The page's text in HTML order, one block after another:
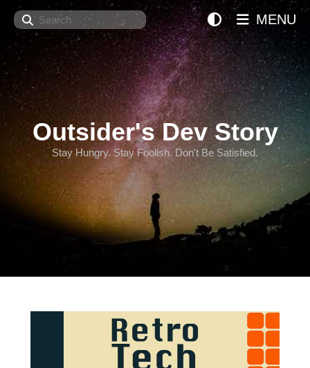
Search
Outsider's Dev Story
Stay Hungry. Stay Foolish. Don't Be Satisfied.
MENU